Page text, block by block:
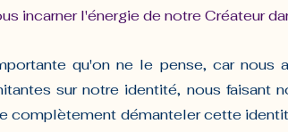
incarner l'énergie de notre Créateur
qu'on ne le pense, car nous
sur notre identité, nous faisant
complètement démanteler cette